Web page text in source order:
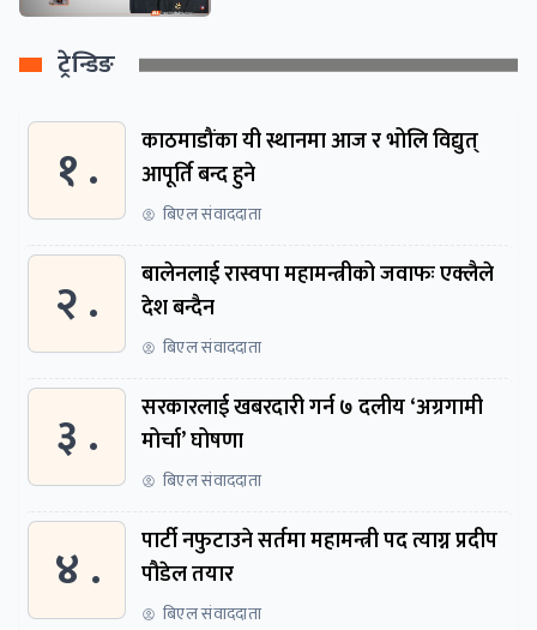
ट्रेन्डिङ
१ .
काठमाडौंका यी स्थानमा आज र भोलि विद्युत्
आपूर्ति बन्द हुने
बिएल संवाददाता
२ .
बालेनलाई रास्वपा महामन्त्रीको जवाफः एक्लैले
देश बन्दैन
बिएल संवाददाता
३ .
सरकारलाई खबरदारी गर्न ७ दलीय ‘अग्रगामी
मोर्चा’ घोषणा
बिएल संवाददाता
४ .
पार्टी नफुटाउने सर्तमा महामन्त्री पद त्याग्न प्रदीप
पौडेल तयार
बिएल संवाददाता